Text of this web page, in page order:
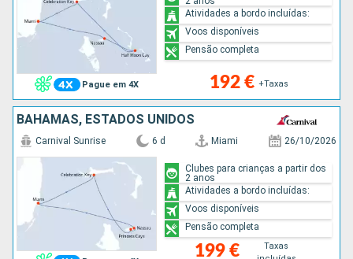
Pague em 4X 192 € +Taxas
Atividades a bordo incluídas:
Voos disponíveis
Pensão completa
BAHAMAS, ESTADOS UNIDOS
Carnival Sunrise 6 d Miami 26/10/2026
199 €
Taxas
Clubes para crianças a partir dos
2 anos
Atividades a bordo incluídas:
Voos disponíveis
Pensão completa